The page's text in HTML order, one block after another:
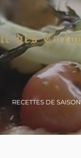
des
RECETTES DE